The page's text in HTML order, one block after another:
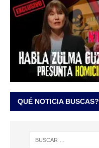
QUÉ NOTICIA BUSCAS?